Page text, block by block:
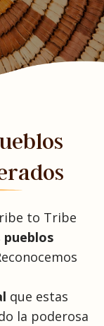
to Tribe
pueblos
que estas
la poderosa